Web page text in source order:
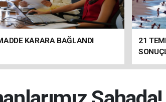
KARARA BAĞLANDI
21